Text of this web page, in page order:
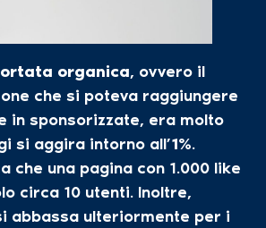
organica, ovvero il
che si poteva raggiungere
in sponsorizzate, era molto
si aggira intorno all’1%.
che una pagina con 1.000 like
circa 10 utenti. Inoltre,
abbassa ulteriormente per i